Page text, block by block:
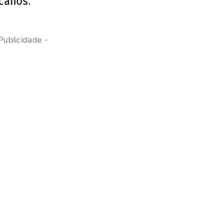
-